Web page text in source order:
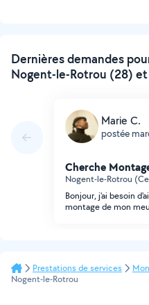
Dernières demandes
Nogent-le-Rotrou (28)
Marie C.
postée
Cherche
Nogent-le-Rotrou
Bonjour, j'ai besoin
montage de mon
Prestations de services
Nogent-le-Rotrou